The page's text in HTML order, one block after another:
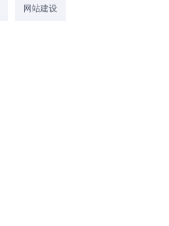
网站建设